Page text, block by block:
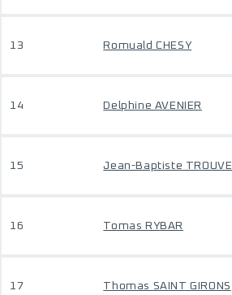
13 Romuald CHESY
14 Delphine AVENIER
15 Jean-Baptiste TROUVE
16 Tomas RYBAR
17 Thomas SAINT GIRONS